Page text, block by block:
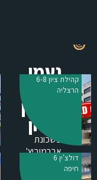
נעמן
5
ראשון
לציון
בשכונת
אברמוביץ'
שבמערב
קהילת ציון 6-8
הרצליה
דולצ'ין 6
חיפה